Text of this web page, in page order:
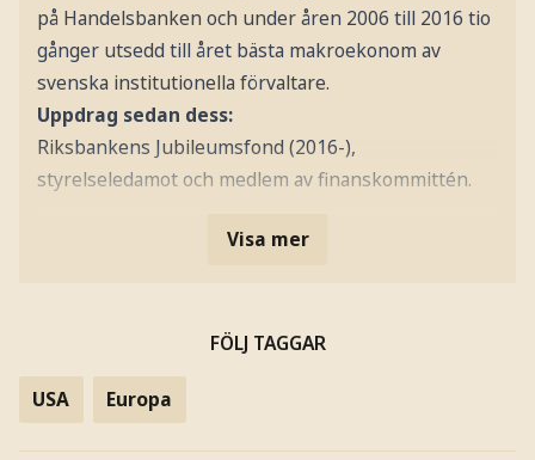
på Handelsbanken och under åren 2006 till 2016 tio
gånger utsedd till året bästa makroekonom av
svenska institutionella förvaltare.
Uppdrag sedan dess:
Riksbankens Jubileumsfond (2016-),
styrelseledamot och medlem av finanskommittén.
Visa mer
FÖLJ TAGGAR
USA Europa